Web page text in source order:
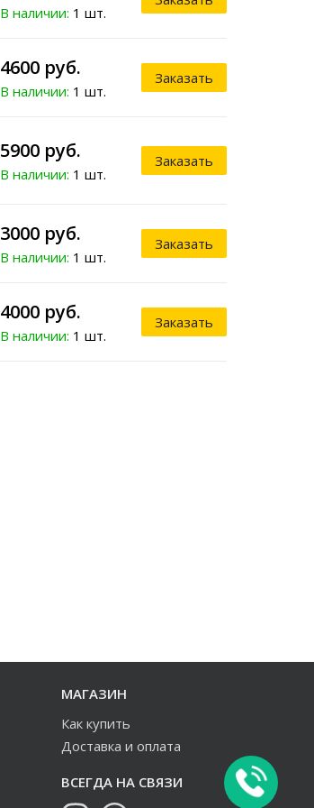
В наличии: 1 шт.
4600 руб.
В наличии: 1 шт.
Заказать
5900 руб.
В наличии: 1 шт.
Заказать
3000 руб.
В наличии: 1 шт.
Заказать
4000 руб.
В наличии: 1 шт.
Заказать
МАГАЗИН
Как купить
Доставка и оплата
ВСЕГДА НА СВЯЗИ